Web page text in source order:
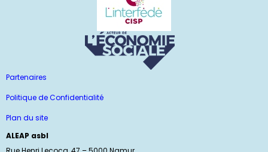
Partenaires
Politique de Confidentialité
Plan du site
ALEAP asbl